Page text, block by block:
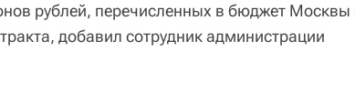
рублей, перечисленных в бюджет Москвы
добавил сотрудник администрации